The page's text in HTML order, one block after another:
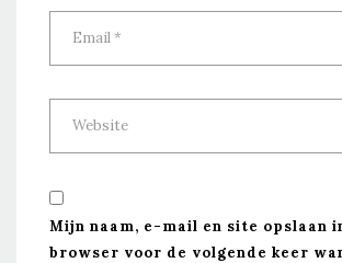
Mijn naam, e-mail en site opslaan
browser voor de volgende keer